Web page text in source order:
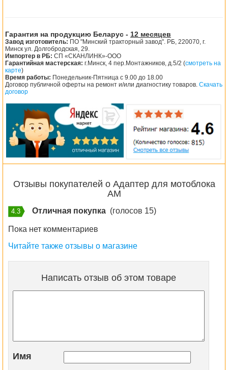
Гарантия на продукцию Беларус - 12 месяцев
Завод изготовитель: ПО "Минский тракторный завод". РБ, 220070, г.
Минск ул. Долгобродская, 29.
Импортер в РБ: СП «СКАНЛИНК»-ООО
Гарантийная мастерская: г.Минск, 4 пер.Монтажников, д.5/2 (смотреть на
карте)
Время работы: Понедельник-Пятница с 9.00 до 18.00
Договор публичной оферты на ремонт и/или диагностику товаров. Скачать
договор
Отзывы покупателей о Адаптер для мотоблока
АМ
4.3 Отличная покупка (голосов 15)
Пока нет комментариев
Читайте также отзывы о магазине
Написать отзыв об этом товаре
Имя